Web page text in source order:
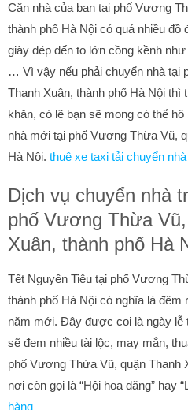
Căn nhà của bạn tại phố Vương
thành phố Hà Nội có quá nhiều
giày dép đến to lớn cồng kềnh
… Vì vậy nếu phải chuyển nhà tại
Thanh Xuân, thành phố Hà Nội
khăn, có lẽ bạn sẽ mong có thể
nhà mới tại phố Vương Thừa Vũ,
Hà Nội. thuê xe taxi tải chuyển nhà
Dịch vụ chuyển nhà
phố Vương Thừa
Xuân, thành phố Hà
Tết Nguyên Tiêu tại phố Vương
thành phố Hà Nội có nghĩa là đêm
năm mới. Đây được coi là ngày lễ
sẽ đem nhiều tài lộc, may mắn,
phố Vương Thừa Vũ, quận Thanh
nơi còn gọi là “Hội hoa đăng” hay
hàng